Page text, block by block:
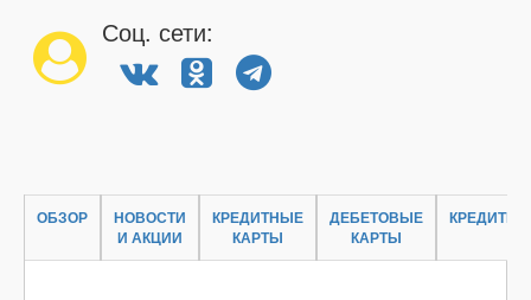
Соц. сети:
ОБЗОР
НОВОСТИ
И АКЦИИ
КРЕДИТНЫЕ
КАРТЫ
ДЕБЕТОВЫЕ
КАРТЫ
КРЕДИТЫ